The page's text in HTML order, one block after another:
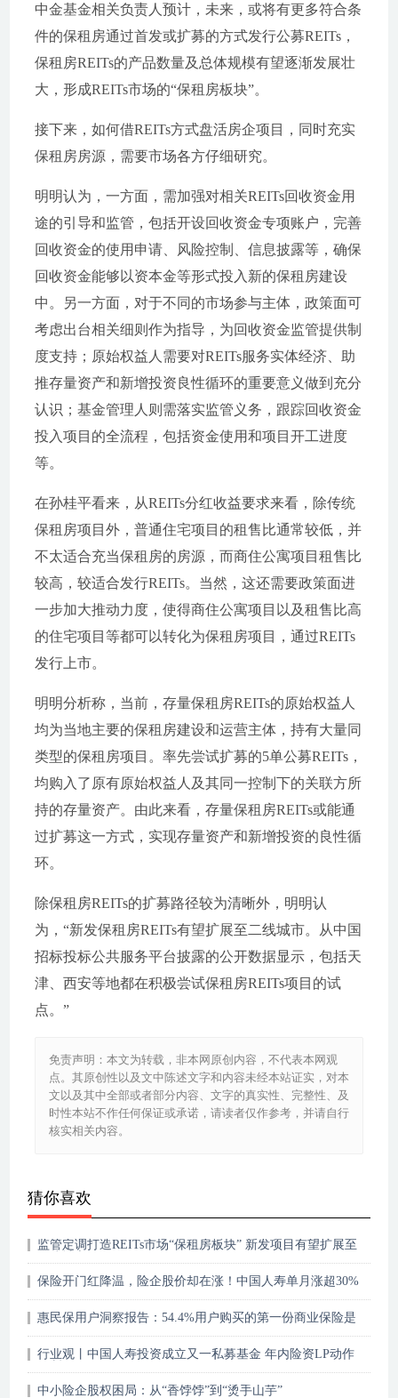
中金基金相关负责人预计，未来，或将有更多符合条
件的保租房通过首发或扩募的方式发行公募REITs，
保租房REITs的产品数量及总体规模有望逐渐发展壮
大，形成REITs市场的“保租房板块”。
接下来，如何借REITs方式盘活房企项目，同时充实
保租房房源，需要市场各方仔细研究。
明明认为，一方面，需加强对相关REITs回收资金用
途的引导和监管，包括开设回收资金专项账户，完善
回收资金的使用申请、风险控制、信息披露等，确保
回收资金能够以资本金等形式投入新的保租房建设
中。另一方面，对于不同的市场参与主体，政策面可
考虑出台相关细则作为指导，为回收资金监管提供制
度支持；原始权益人需要对REITs服务实体经济、助
推存量资产和新增投资良性循环的重要意义做到充分
认识；基金管理人则需落实监管义务，跟踪回收资金
投入项目的全流程，包括资金使用和项目开工进度
等。
在孙桂平看来，从REITs分红收益要求来看，除传统
保租房项目外，普通住宅项目的租售比通常较低，并
不太适合充当保租房的房源，而商住公寓项目租售比
较高，较适合发行REITs。当然，这还需要政策面进
一步加大推动力度，使得商住公寓项目以及租售比高
的住宅项目等都可以转化为保租房项目，通过REITs
发行上市。
明明分析称，当前，存量保租房REITs的原始权益人
均为当地主要的保租房建设和运营主体，持有大量同
类型的保租房项目。率先尝试扩募的5单公募REITs，
均购入了原有原始权益人及其同一控制下的关联方所
持的存量资产。由此来看，存量保租房REITs或能通
过扩募这一方式，实现存量资产和新增投资的良性循
环。
除保租房REITs的扩募路径较为清晰外，明明认
为，“新发保租房REITs有望扩展至二线城市。从中国
招标投标公共服务平台披露的公开数据显示，包括天
津、西安等地都在积极尝试保租房REITs项目的试
点。”
免责声明：本文为转载，非本网原创内容，不代表本网观
点。其原创性以及文中陈述文字和内容未经本站证实，对本
文以及其中全部或者部分内容、文字的真实性、完整性、及
时性本站不作任何保证或承诺，请读者仅作参考，并请自行
核实相关内容。
猜你喜欢
监管定调打造REITs市场“保租房板块” 新发项目有望扩展至
保险开门红降温，险企股价却在涨！中国人寿单月涨超30%
惠民保用户洞察报告：54.4%用户购买的第一份商业保险是
行业观丨中国人寿投资成立又一私募基金 年内险资LP动作
中小险企股权困局：从“香饽饽”到“烫手山芋”